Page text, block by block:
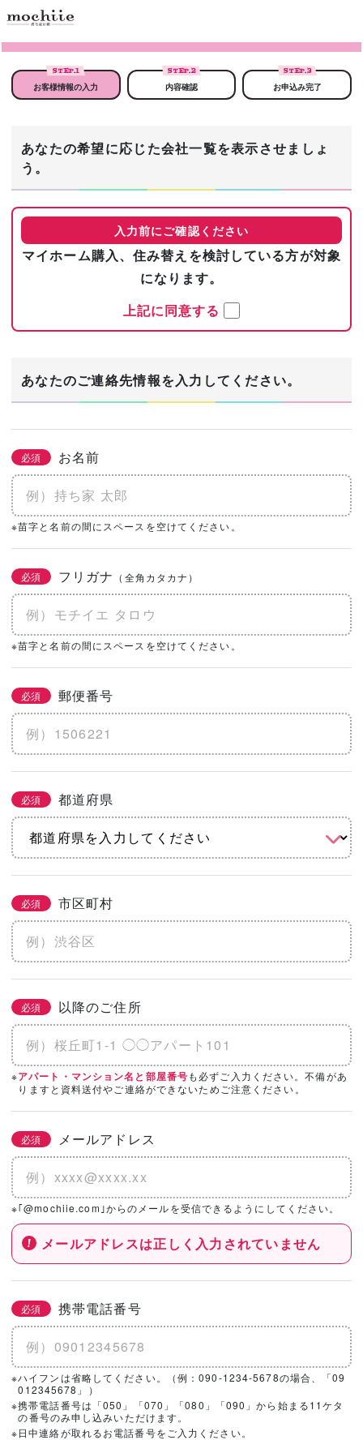
STEP.1
お客様情報の入力
STEP.2
内容確認
STEP.3
お申込み完了
あなたの希望に応じた会社一覧を表示させましょ
う。
入力前にご確認ください
マイホーム購入、住み替えを検討している方が対象
になります。
上記に同意する
必須 あなたの生年月日
必須 土地の有無
なし あり 購入予定がある
0㎡
2/3 必須 こだわりをチェック
機能
省エネ・エコ
防音
そのほかのこだわりを見る
3/3
必須 「カタログ請求」「相談・見学」したい会
社を選択！
基本情報とこだわりの条件を設定いただくと、
こちらのエリアにハウスメーカー・工務店が表示されます。
あなたのご連絡先情報を入力してください。
必須 お名前
※苗字と名前の間にスペースを空けてください。
必須 フリガナ （全角カタカナ）
※苗字と名前の間にスペースを空けてください。
必須 郵便番号
必須 都道府県
必須 市区町村
必須 以降のご住所
※アパート・マンション名と部屋番号も必ずご入力ください。不備があ
りますと資料送付やご連絡ができないためご注意ください。
必須 メールアドレス
※｢@mochiie.com｣からのメールを受信できるようにしてください。
メールアドレスは正しく入力されていません
必須 携帯電話番号
※ハイフンは省略してください。（例：090-1234-5678の場合、「09
012345678」）
※携帯電話番号は「050」「070」「080」「090」から始まる11ケタ
の番号のみ申し込みいただけます。
※日中連絡が取れるお電話番号をご入力ください。